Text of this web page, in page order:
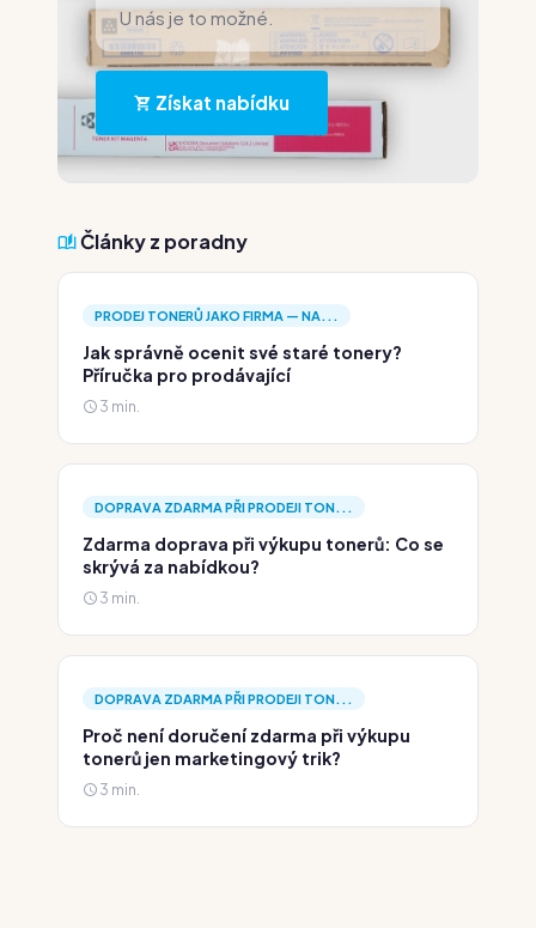
U nás je to možné.
Získat nabídku
Články z poradny
PRODEJ TONERŮ JAKO FIRMA — NA...
Jak správně ocenit své staré tonery?
Příručka pro prodávající
3 min.
DOPRAVA ZDARMA PŘI PRODEJI TON...
Zdarma doprava při výkupu tonerů: Co se
skrývá za nabídkou?
3 min.
DOPRAVA ZDARMA PŘI PRODEJI TON...
Proč není doručení zdarma při výkupu
tonerů jen marketingový trik?
3 min.